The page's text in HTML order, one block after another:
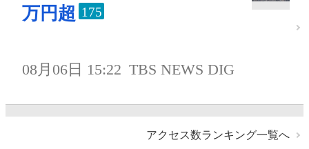
万円超 175
08月06日 15:22 TBS NEWS DIG
アクセス数ランキング一覧へ